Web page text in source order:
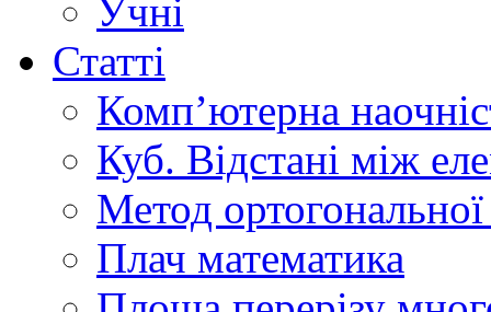
Учні
Статті
Комп’ютерна
Куб. Відстані між
Метод ортогональної
Плач математика